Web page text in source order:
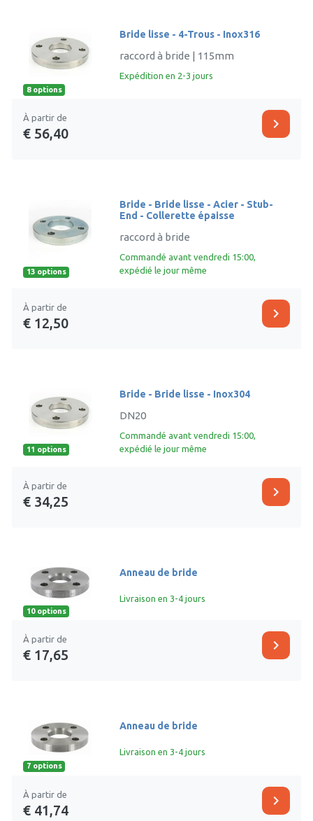
8 options
Bride lisse - 4-Trous - Inox316
raccord à bride | 115mm
Expédition en 2-3 jours
À partir de
€ 56,40
chevron_right
13 options
Bride - Bride lisse - Acier - Stub-
End - Collerette épaisse
raccord à bride
Commandé avant vendredi 15:00,
expédié le jour même
À partir de
€ 12,50
chevron_right
11 options
Bride - Bride lisse - Inox304
DN20
Commandé avant vendredi 15:00,
expédié le jour même
À partir de
€ 34,25
chevron_right
10 options
Anneau de bride
Livraison en 3-4 jours
À partir de
€ 17,65
chevron_right
7 options
Anneau de bride
Livraison en 3-4 jours
À partir de
€ 41,74
chevron_right